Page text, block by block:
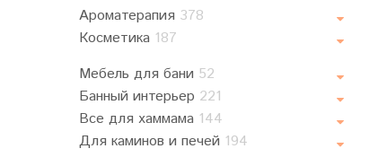
Ароматерапия 378
Косметика 187
Мебель для бани 52
Банный интерьер 221
Все для хаммама 144
Для каминов и печей 194